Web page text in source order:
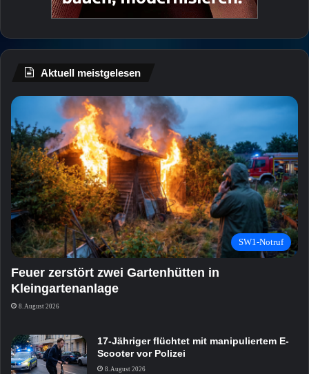
Aktuell meistgelesen
SW1-Notruf
Feuer zerstört zwei Gartenhütten in
Kleingartenanlage
8. August 2026
17-Jähriger flüchtet mit manipuliertem E-
Scooter vor Polizei
8. August 2026